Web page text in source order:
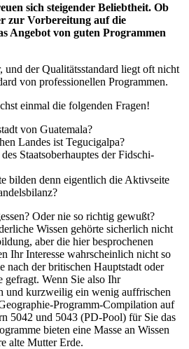
sich steigender Beliebtheit. Ob
zur Vorbereitung auf die
Angebot von guten Programmen
und der Qualitätsstandard liegt oft nicht
von professionellen Programmen.
einmal die folgenden Fragen!
von Guatemala?
Landes ist Tegucigalpa?
Staatsoberhauptes der Fidschi-
bilden denn eigentlich die Aktivseite
Oder nie so richtig gewußt?
Wissen gehörte sicherlich nicht
aber die hier besprochenen
Ihr Interesse wahrscheinlich nicht so
nach der britischen Hauptstadt oder
gefragt. Wenn Sie also Ihr
und kurzweilig ein wenig auffrischen
Programm-Compilation auf
5042 und 5043 (PD-Pool) für Sie das
bieten eine Masse an Wissen
alte Mutter Erde.